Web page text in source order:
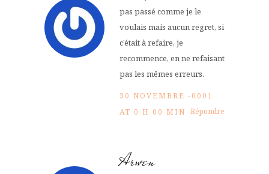
pas passé comme je le
voulais mais aucun regret, si
c’était à refaire, je
recommence, en ne refaisant
pas les mêmes erreurs.
30 NOVEMBRE -0001
AT 0 H 00 MIN Répondre
Arwen